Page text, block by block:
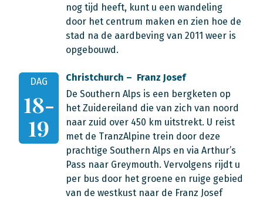
nog tijd heeft, kunt u een wandeling
door het centrum maken en zien hoe de
stad na de aardbeving van 2011 weer is
opgebouwd.
DAG
18-
19
Christchurch – Franz Josef
De Southern Alps is een bergketen op
het Zuidereiland die van zich van noord
naar zuid over 450 km uitstrekt. U reist
met de TranzAlpine trein door deze
prachtige Southern Alps en via Arthur’s
Pass naar Greymouth. Vervolgens rijdt u
per bus door het groene en ruige gebied
van de westkust naar de Franz Josef